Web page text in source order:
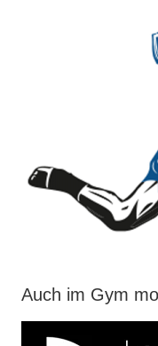
Auch im Gym